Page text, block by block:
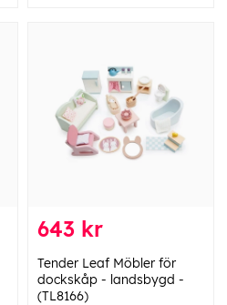
643 kr
Tender Leaf Möbler för
dockskåp - landsbygd -
(TL8166)